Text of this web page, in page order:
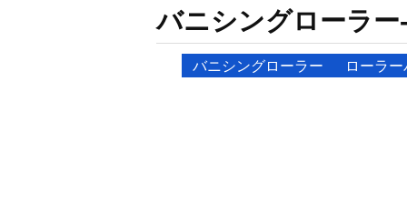
バニシングローラ
バニシングローラー ローラ